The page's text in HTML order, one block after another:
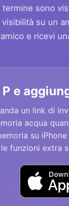
sono
su un
e ricevi
e
un link di
acqua
su
le funzioni extra